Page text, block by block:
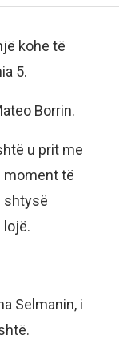
kohe të
5.
Borrin.
u prit me
moment të
shtysë
lojë.
Selmanin, i